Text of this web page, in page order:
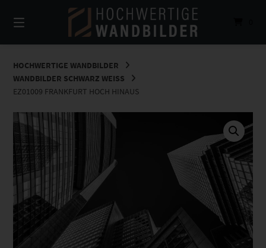
zum
Inhalt
HOCHWERTIGE WANDBILDER
WANDBILDER SCHWARZ WEISS
EZ01009 FRANKFURT HOCH HINAUS